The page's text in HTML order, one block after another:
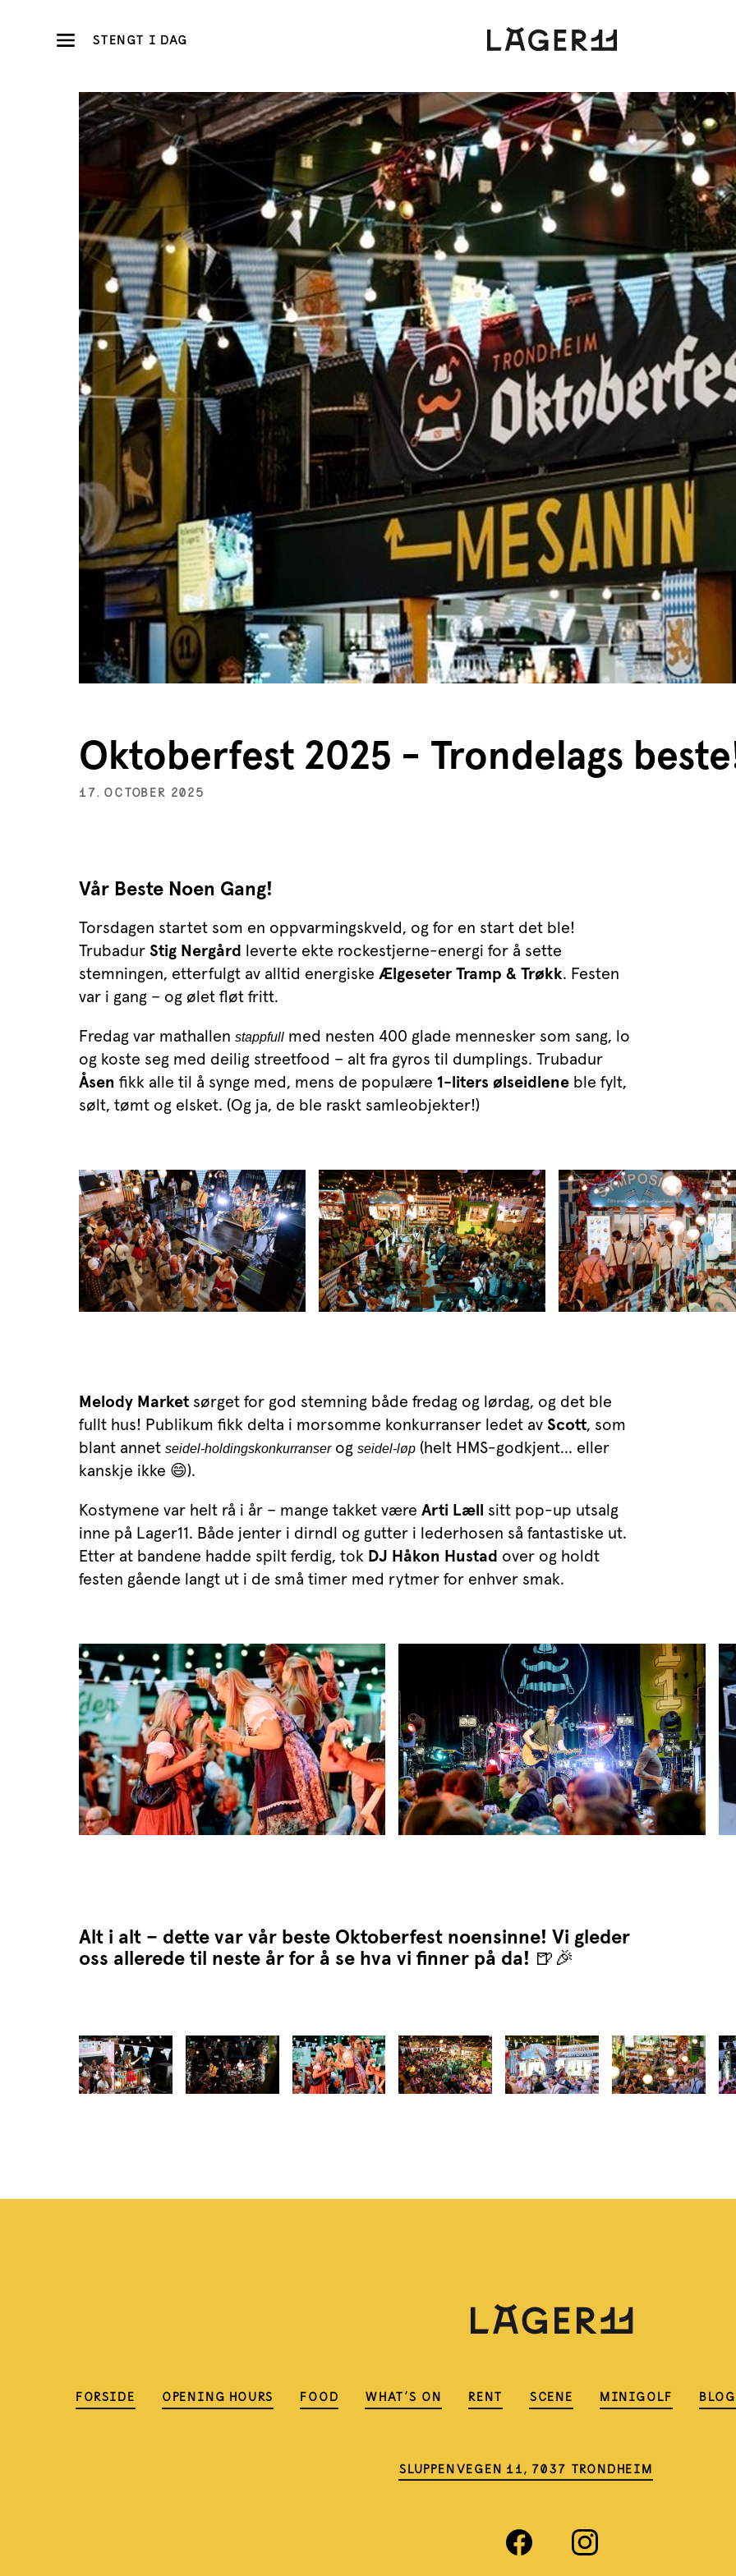
STENGT I DAG
Oktoberfest 2025 - Trondelags
17. OCTOBER 2025
Vår Beste Noen Gang!
Torsdagen startet som en oppvarmingskveld, og for en start det ble!
Trubadur Stig Nergård
leverte ekte rockestjerne-energi for å sette
stemningen, etterfulgt av alltid energiske Ælgeseter Tramp & Trøkk. Festen
var i gang – og ølet fløt fritt.
Fredag var mathallen stappfull med nesten 400 glade mennesker som sang, lo
og koste seg med deilig streetfood – alt fra gyros til dumplings. Trubadur
Åsen fikk alle til å synge med, mens de populære 1-liters ølseidlene ble fylt,
sølt, tømt og elsket. (Og ja, de ble raskt samleobjekter!)
Melody Market sørget for god stemning både fredag og lørdag, og det ble
fullt hus! Publikum fikk delta i morsomme konkurranser ledet av Scott, som
blant annet seidel-holdingskonkurranserog seidel-løp (helt HMS-godkjent... eller
kanskje ikke 😄).
Kostymene var helt rå i år – mange takket være Arti Læll
sitt pop-up utsalg
inne på Lager11. Både jenter i dirndl og gutter i lederhosen så fantastiske ut.
Etter at bandene hadde spilt ferdig, tok DJ Håkon Hustad over og holdt
festen gående langt ut i de små timer med rytmer for enhver smak.
Alt i alt – dette var vår beste Oktoberfest noensinne! Vi gleder
oss allerede til neste år for å se hva vi finner på da! 🍺🎉
FORSIDE OPENING HOURS FOOD WHAT'S ON RENT SCENE MINIGOLF
SLUPPENVEGEN 11, 7037 TRONDHEIM